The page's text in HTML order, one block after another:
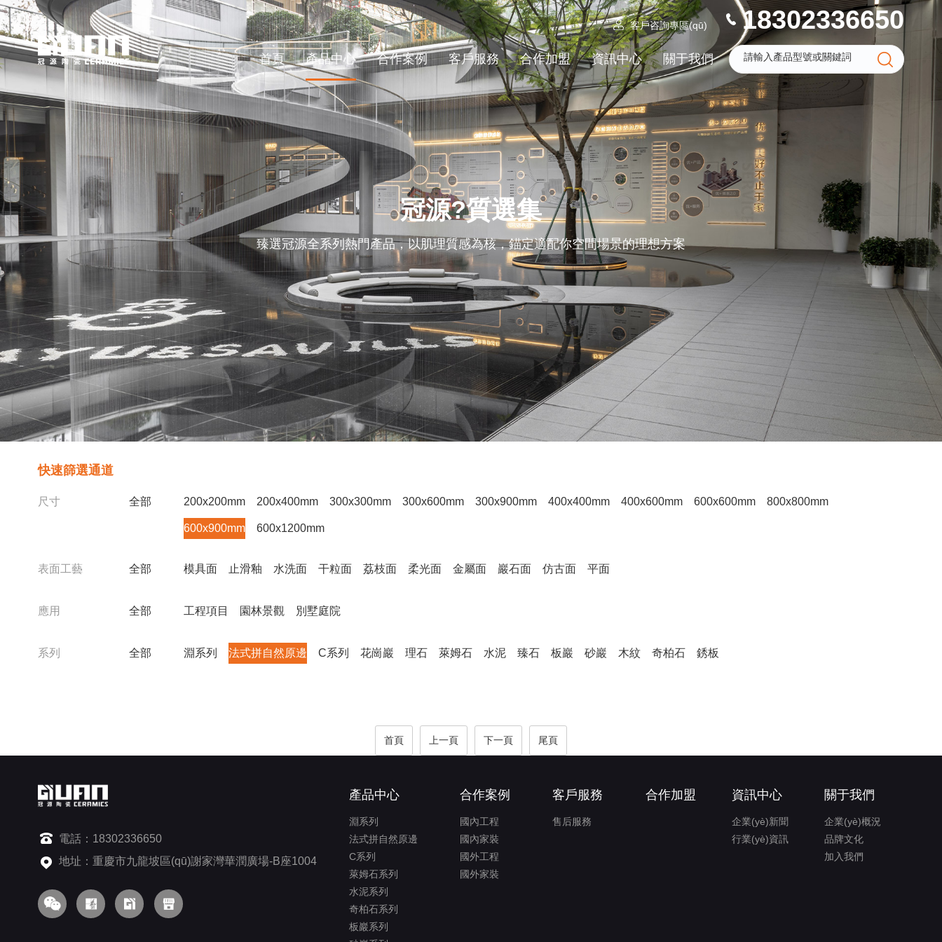
客戶咨詢專區(qū) 18302336650
首頁 產品中心 合作案例 客戶服務 合作加盟 資訊中心 關于我們
冠源?質選集
臻選冠源全系列熱門產品，以肌理質感為核，錨定適配你空間場景的理想方案
快速篩選通道
尺寸 全部 200x200mm 200x400mm 300x300mm 300x600mm 300x900mm 400x400mm 400x600mm 600x600mm 800x800mm
600x900mm 600x1200mm
表面工藝 全部 模具面 止滑釉 水洗面 干粒面 荔枝面 柔光面 金屬面 巖石面 仿古面 平面
應用 全部 工程項目 園林景觀 別墅庭院
系列 全部 淵系列 法式拼自然原邊 C系列 花崗巖 理石 萊姆石 水泥 臻石 板巖 砂巖 木紋 奇柏石 銹板
首頁 上一頁 下一頁 尾頁
產品中心
淵系列
法式拼自然原邊
C系列
萊姆石系列
水泥系列
奇柏石系列
板巖系列
合作案例
國內工程
國內家裝
國外工程
國外家裝
客戶服務
售后服務
合作加盟 資訊中心
企業(yè)新聞
行業(yè)資訊
關于我們
企業(yè)概況
品牌文化
加入我們
電話：18302336650
地址：重慶市九龍坡區(qū)謝家灣華潤廣場-B座1004